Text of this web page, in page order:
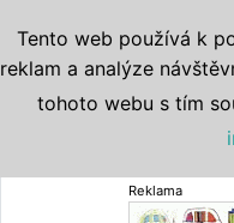
Reklama
Tento web používá k
reklam a analýze
tohoto webu s tím